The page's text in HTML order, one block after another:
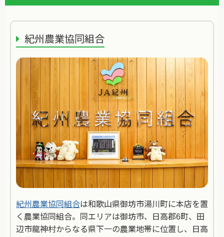
紀州農業協同組合
紀州農業協同組合は和歌山県御坊市湯川町に本店を置
く農業協同組合。同エリアは御坊市、日高郡6町、田
辺市龍神村からなる県下一の農業地帯に位置し、日高